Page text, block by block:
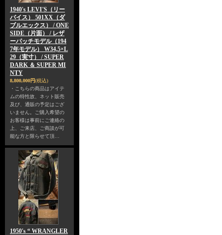
1940's LEVI'S（リー
バイス） 501XX（ダ
ブルエックス） / ONE
SIDE（片面） / レザ
ーパッチモデル（194
7年モデル） W34,5×L
29（実寸） / SUPER
DARK ＆ SUPER MI
NTY
8,800,000円(税込)
・こちらの商品はアイテ
ムの特性故、ネット販売
及び、通販の予定はござ
いません。ご購入希望の
お客様は事前にご連絡の
上、ご来店、ご商談が可
能な方と限らせて頂…
1950's “ WRANGLER